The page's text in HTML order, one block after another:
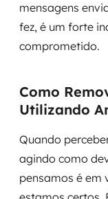
mensagens
fez, é um forte
comprometido.
Como
Utilizando
Quando
agindo como
pensamos é em